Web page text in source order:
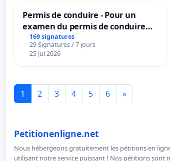
Permis de conduire - Pour un
examen du permis de conduire
accessible dans plusieurs langues
à Bruxelles
169 signatures
29 Signatures / 7 jours
25 Jul 2026
1 2 3 4 5 6 »
Petitionenligne.net
Nous hébergeons gratuitement les pétitions en
utilisant notre service puissant ! Nos pétitions sont